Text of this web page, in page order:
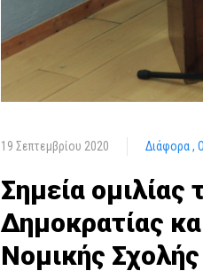
19 Σεπτεμβρίου 2020 Διάφορα
Σημεία
Δημοκρατίας
Νομικής